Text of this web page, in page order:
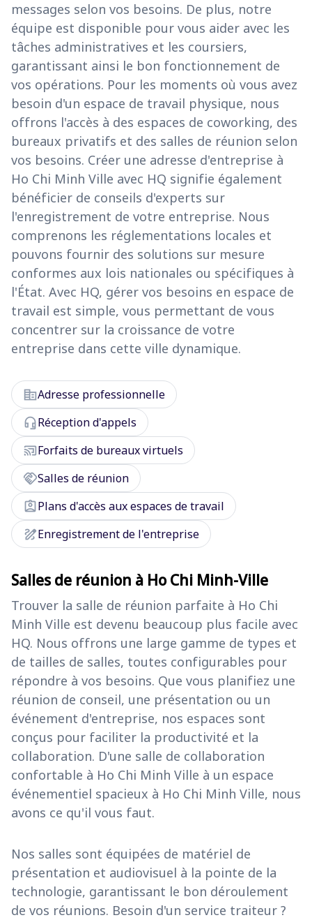
messages selon vos besoins. De plus, notre
équipe est disponible pour vous aider avec les
tâches administratives et les coursiers,
garantissant ainsi le bon fonctionnement de
vos opérations. Pour les moments où vous avez
besoin d'un espace de travail physique, nous
offrons l'accès à des espaces de coworking, des
bureaux privatifs et des salles de réunion selon
vos besoins. Créer une adresse d'entreprise à
Ho Chi Minh Ville avec HQ signifie également
bénéficier de conseils d'experts sur
l'enregistrement de votre entreprise. Nous
comprenons les réglementations locales et
pouvons fournir des solutions sur mesure
conformes aux lois nationales ou spécifiques à
l'État. Avec HQ, gérer vos besoins en espace de
travail est simple, vous permettant de vous
concentrer sur la croissance de votre
entreprise dans cette ville dynamique.
corporate_fareAdresse professionnelle
headset_micRéception d'appels
cast_connectedForfaits de bureaux virtuels
handshakeSalles de réunion
assignment_indPlans d'accès aux espaces de travail
drawEnregistrement de l'entreprise
Salles de réunion à Ho Chi Minh-Ville
Trouver la salle de réunion parfaite à Ho Chi
Minh Ville est devenu beaucoup plus facile avec
HQ. Nous offrons une large gamme de types et
de tailles de salles, toutes configurables pour
répondre à vos besoins. Que vous planifiez une
réunion de conseil, une présentation ou un
événement d'entreprise, nos espaces sont
conçus pour faciliter la productivité et la
collaboration. D'une salle de collaboration
confortable à Ho Chi Minh Ville à un espace
événementiel spacieux à Ho Chi Minh Ville, nous
avons ce qu'il vous faut.
Nos salles sont équipées de matériel de
présentation et audiovisuel à la pointe de la
technologie, garantissant le bon déroulement
de vos réunions. Besoin d'un service traiteur ?